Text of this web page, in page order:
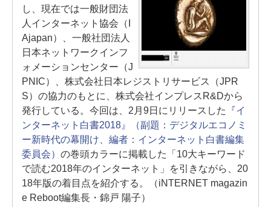
し、現在では一般財団法
人インターネット協会（I
Ajapan）、一般社団法人
日本ネットワークインフ
ォメーションセンター（J
PNIC）、株式会社日本レジストリサービス（JPR
S）の協力のもとに、株式会社インプレスR&Dから
発行している。今回は、2月9日にリリースした
『イ
ンターネット白書2018』（副題：デジタルエコノミ
ー新時代の幕開け、編者：インターネット白書編集
委員会） の巻頭カラーに掲載した「10大キーワード
で読む2018年のインターネット」を引きながら、20
18年版の着目点を紹介する。（iNTERNET magazin
e Reboot編集長・錦戸 陽子）